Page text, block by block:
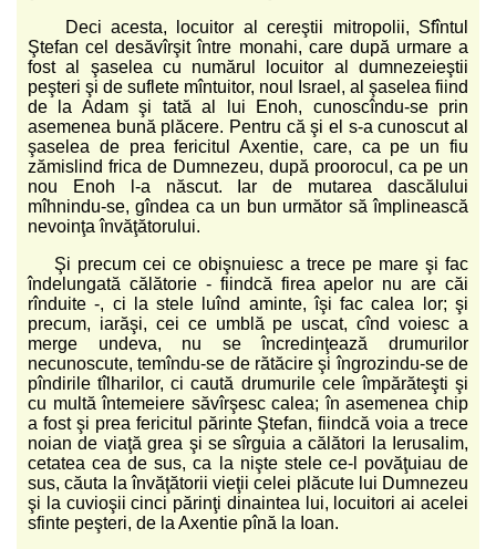
Deci acesta, locuitor al cereştii mitropolii, Sfîntul
Ştefan cel desăvîrşit între monahi, care după urmare a
fost al şaselea cu numărul locuitor al dumnezeieştii
peşteri şi de suflete mîntuitor, noul Israel, al şaselea fiind
de la Adam şi tată al lui Enoh, cunoscîndu-se prin
asemenea bună plăcere. Pentru că şi el s-a cunoscut al
şaselea de prea fericitul Axentie, care, ca pe un fiu
zămislind frica de Dumnezeu, după proorocul, ca pe un
nou Enoh l-a născut. Iar de mutarea dascălului
mîhnindu-se, gîndea ca un bun următor să împlinească
nevoinţa învăţătorului.
Şi precum cei ce obişnuiesc a trece pe mare şi fac
îndelungată călătorie - fiindcă firea apelor nu are căi
rînduite -, ci la stele luînd aminte, îşi fac calea lor; şi
precum, iarăşi, cei ce umblă pe uscat, cînd voiesc a
merge undeva, nu se încredinţează drumurilor
necunoscute, temîndu-se de rătăcire şi îngrozindu-se de
pîndirile tîlharilor, ci caută drumurile cele împărăteşti şi
cu multă întemeiere săvîrşesc calea; în asemenea chip
a fost şi prea fericitul părinte Ştefan, fiindcă voia a trece
noian de viaţă grea şi se sîrguia a călători la Ierusalim,
cetatea cea de sus, ca la nişte stele ce-l povăţuiau de
sus, căuta la învăţătorii vieţii celei plăcute lui Dumnezeu
şi la cuvioşii cinci părinţi dinaintea lui, locuitori ai acelei
sfinte peşteri, de la Axentie pînă la Ioan.